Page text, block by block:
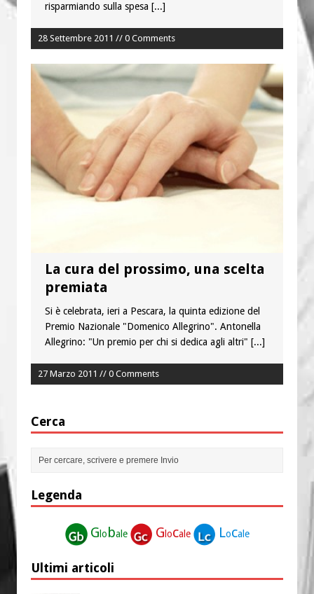
risparmiando sulla spesa [...]
28 Settembre 2011 // 0 Comments
La cura del prossimo, una scelta
premiata
Si è celebrata, ieri a Pescara, la quinta edizione del
Premio Nazionale "Domenico Allegrino". Antonella
Allegrino: "Un premio per chi si dedica agli altri" [...]
27 Marzo 2011 // 0 Comments
Cerca
Legenda
G lobale G locale Locale
Ultimi articoli